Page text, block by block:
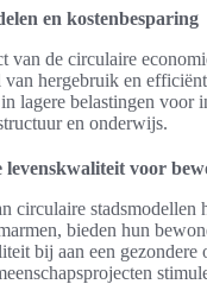
en kostenbesparing
van de circulaire
hergebruik en
lagere belastingen
en onderwijs.
voor
circulaire stadsmodellen
bieden hun
bij aan een